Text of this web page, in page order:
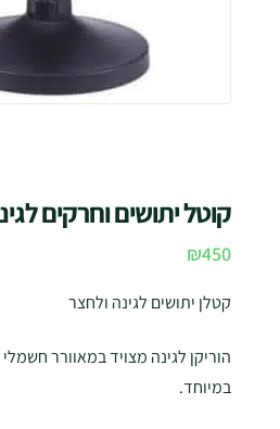
קוטל יתושים וחרקים
₪450
קטלן יתושים לגינה ולחצר
הוריקן לגינה מצויד במאוורר
במיוחד.